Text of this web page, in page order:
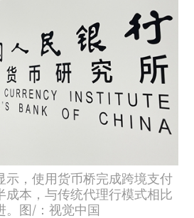
示，使用货币桥完成跨境支付
成本，与传统代理行模式相比
。图/：视觉中国